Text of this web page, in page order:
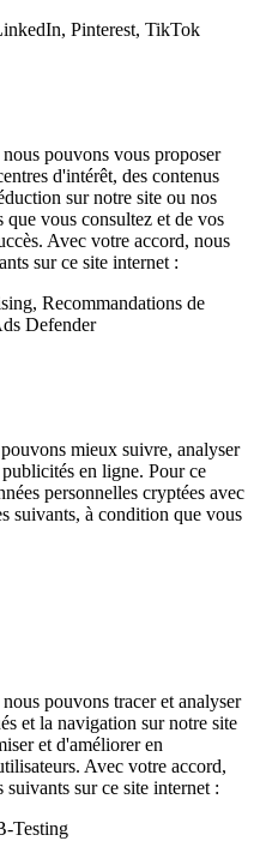
Pinterest, TikTok
pouvons vous proposer
d'intérêt, des contenus
sur notre site ou nos
vous consultez et de vos
Avec votre accord, nous
sur ce site internet :
Recommandations de
Defender
mieux suivre, analyser
en ligne. Pour ce
personnelles cryptées avec
suivants, à condition que vous
pouvons tracer et analyser
et la navigation sur notre site
et d'améliorer en
Avec votre accord,
sur ce site internet :
Testing